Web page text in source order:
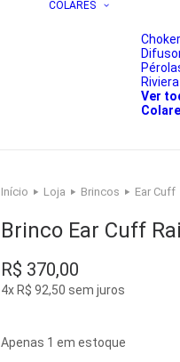
COLARES
Riviera
Ver
Início Loja Brincos Ear Cuff
Brinco Ear Cuff
R$ 370,00
4x R$ 92,50 sem juros
Apenas 1 em estoque